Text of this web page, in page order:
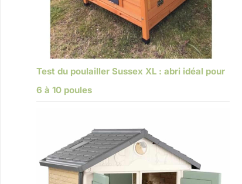
Test du poulailler Sussex XL : abri idéal pour
6 à 10 poules